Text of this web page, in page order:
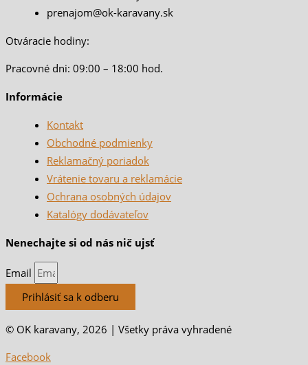
prenajom@ok-karavany.sk
Otváracie hodiny:
Pracovné dni: 09:00 – 18:00 hod.
Informácie
Kontakt
Obchodné podmienky
Reklamačný poriadok
Vrátenie tovaru a reklamácie
Ochrana osobných údajov
Katalógy dodávateľov
Nenechajte si od nás nič ujsť
Email
Prihlásiť sa k odberu
© OK karavany, 2026 | Všetky práva vyhradené
Facebook